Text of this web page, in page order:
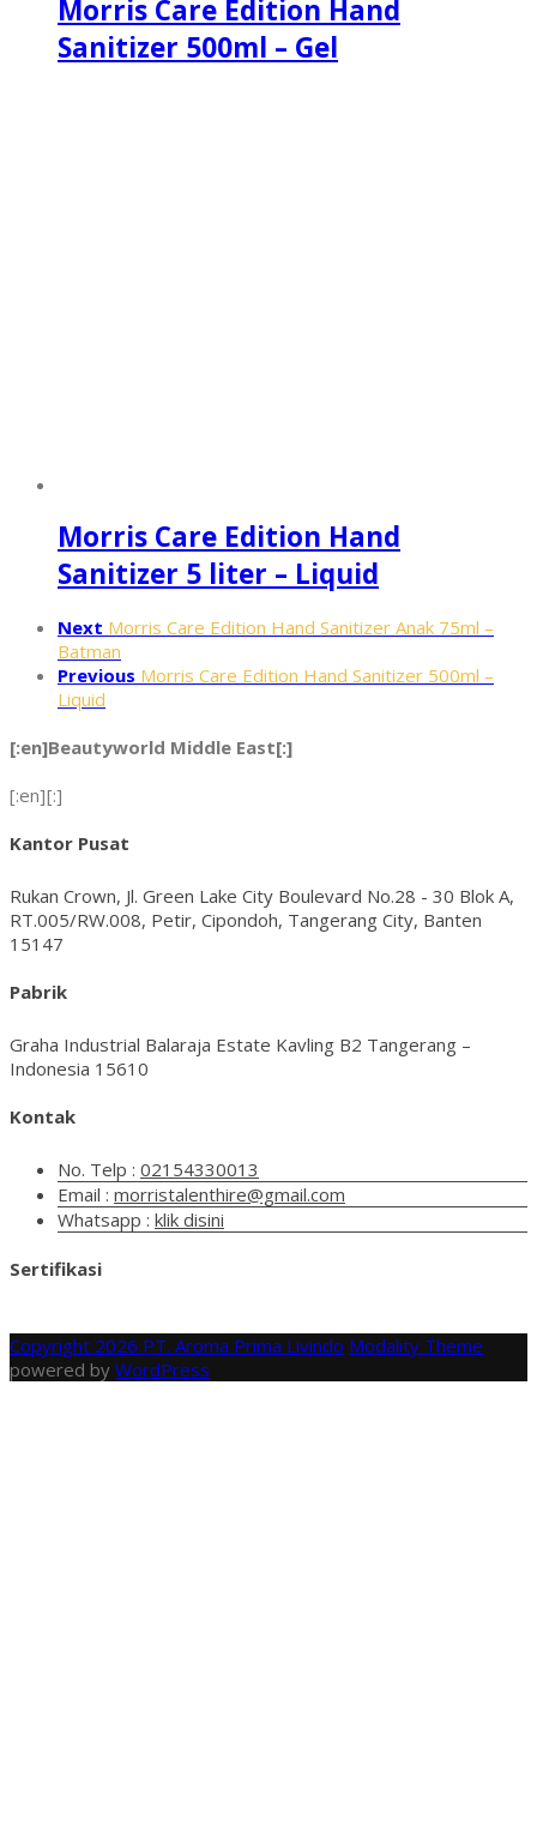
Morris Care Edition Hand
Sanitizer 500ml – Gel
Morris Care Edition Hand
Sanitizer 5 liter – Liquid
Next Morris Care Edition Hand Sanitizer Anak 75ml –
Batman
Previous Morris Care Edition Hand Sanitizer 500ml –
Liquid
[:en]Beautyworld Middle East[:]
[:en][:]
Kantor Pusat
Rukan Crown, Jl. Green Lake City Boulevard No.28 - 30 Blok A,
RT.005/RW.008, Petir, Cipondoh, Tangerang City, Banten
15147
Pabrik
Graha Industrial Balaraja Estate Kavling B2 Tangerang –
Indonesia 15610
Kontak
No. Telp : 02154330013
Email : morristalenthire@gmail.com
Whatsapp : klik disini
Sertifikasi
Copyright 2026 PT. Aroma Prima Livindo Modality Theme
powered by WordPress